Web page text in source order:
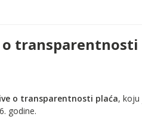
o transparentnosti
o transparentnosti plaća, koju
godine.